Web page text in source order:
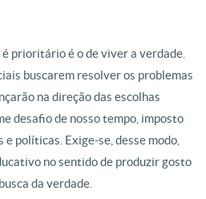
prioritário é o de viver a verdade.
buscarem resolver os problemas
na direção das escolhas
desafio de nosso tempo, imposto
políticas. Exige-se, desse modo,
no sentido de produzir gosto
da verdade.